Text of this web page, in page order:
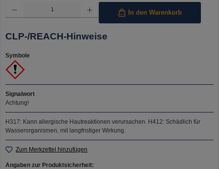
Produkt Anzahl: Gib den gewünschten Wert ein oder benutze die Schaltflächen um die
In den Warenkorb
CLP-/REACH-Hinweise
Symbole
Signalwort
Achtung!
H317: Kann allergische Hautreaktionen verursachen. H412: Schädlich für
Wasserorganismen, mit langfristiger Wirkung.
Zum Merkzettel hinzufügen
Angaben zur Produktsicherheit: